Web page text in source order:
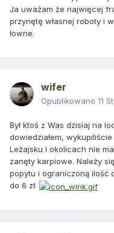
Ja uważam że najwięcej
przynętę własnej roboty i
łowne.
wifer
Opublikowano 11
Był ktoś z Was dzisiaj na
dowiedziałem,
Leżajsku i okolicach nie
zanęty karpiowe. Należy
popytu i ograniczoną ilość
do 6 zł.